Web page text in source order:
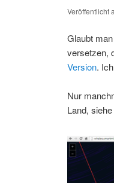
Veröffentlicht
Glaubt
versetzen,
Version.
Nur
Land,